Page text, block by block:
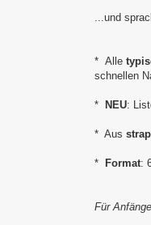
...und
* Alle
schnellen
* NEU:
* Aus
* Format:
Für